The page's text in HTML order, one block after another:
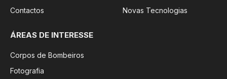
Contactos
Novas Tecnologias
ÁREAS DE INTERESSE
Corpos de Bombeiros
Fotografia